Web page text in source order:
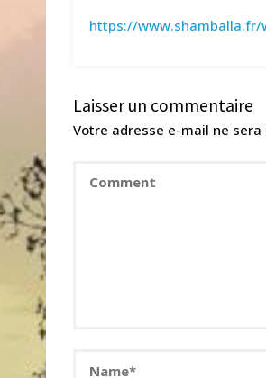
https://
Laisser un commentaire
Votre adresse e-mail ne sera